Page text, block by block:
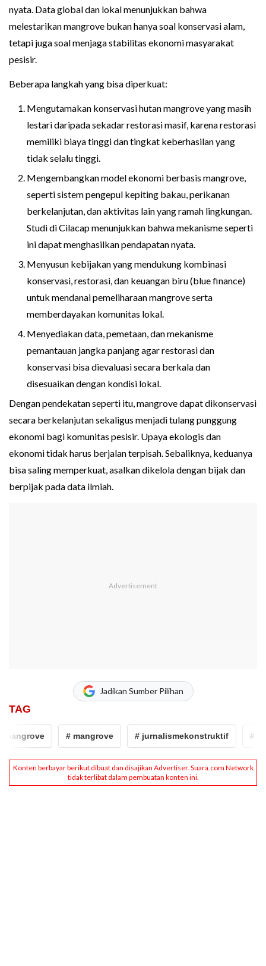
nyata. Data global dan lokal menunjukkan bahwa
melestarikan mangrove bukan hanya soal konservasi alam,
tetapi juga soal menjaga stabilitas ekonomi masyarakat
pesisir.
Beberapa langkah yang bisa diperkuat:
Mengutamakan konservasi hutan mangrove yang masih
lestari daripada sekadar restorasi masif, karena restorasi
memiliki biaya tinggi dan tingkat keberhasilan yang
tidak selalu tinggi.
Mengembangkan model ekonomi berbasis mangrove,
seperti sistem pengepul kepiting bakau, perikanan
berkelanjutan, dan aktivitas lain yang ramah lingkungan.
Studi di Cilacap menunjukkan bahwa mekanisme seperti
ini dapat menghasilkan pendapatan nyata.
Menyusun kebijakan yang mendukung kombinasi
konservasi, restorasi, dan keuangan biru (blue finance)
untuk mendanai pemeliharaan mangrove serta
memberdayakan komunitas lokal.
Menyediakan data, pemetaan, dan mekanisme
pemantauan jangka panjang agar restorasi dan
konservasi bisa dievaluasi secara berkala dan
disesuaikan dengan kondisi lokal.
Dengan pendekatan seperti itu, mangrove dapat dikonservasi
secara berkelanjutan sekaligus menjadi tulang punggung
ekonomi bagi komunitas pesisir. Upaya ekologis dan
ekonomi tidak harus berjalan terpisah. Sebaliknya, keduanya
bisa saling memperkuat, asalkan dikelola dengan bijak dan
berpijak pada data ilmiah.
Jadikan Sumber Pilihan
TAG
# mangrove # jurnalismekonstruktif #